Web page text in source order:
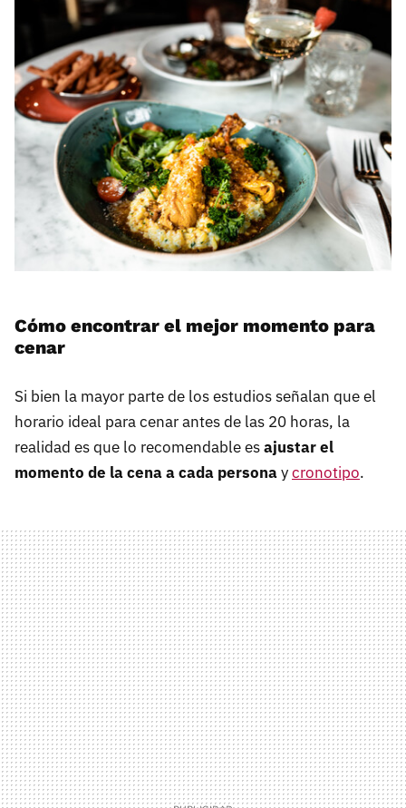
Cómo encontrar el mejor momento para
cenar
Si bien la mayor parte de los estudios señalan que el
horario ideal para cenar antes de las 20 horas, la
realidad es que lo recomendable esajustar el
momento de la cena a cada personaycronotipo.